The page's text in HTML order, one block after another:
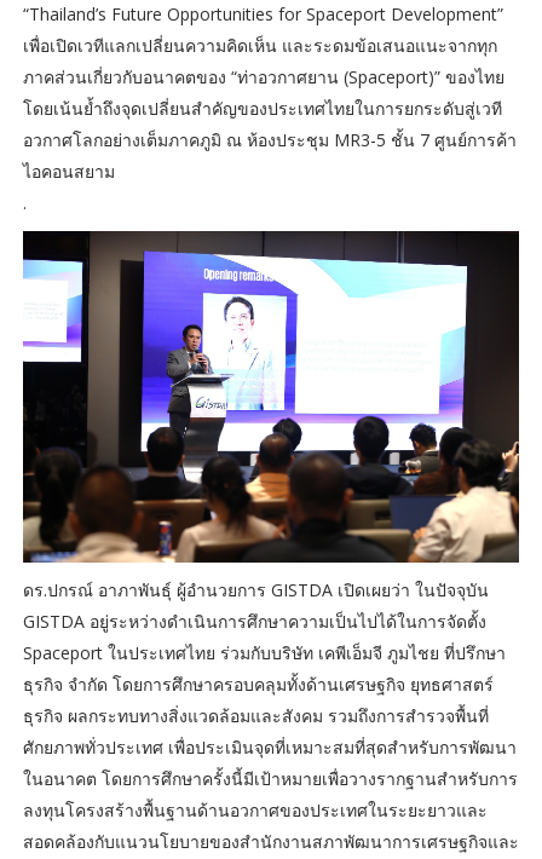
“Thailand’s Future Opportunities for Spaceport Development”
เพื่อเปิดเวทีแลกเปลี่ยนความคิดเห็น และระดมข้อเสนอแนะจากทุก
ภาคส่วนเกี่ยวกับอนาคตของ “ท่าอวกาศยาน (Spaceport)” ของไทย
โดยเน้นย้ำถึงจุดเปลี่ยนสำคัญของประเทศไทยในการยกระดับสู่เวที
อวกาศโลกอย่างเต็มภาคภูมิ ณ ห้องประชุม MR3-5 ชั้น 7 ศูนย์การค้า
ไอคอนสยาม
.
ดร.ปกรณ์ อาภาพันธุ์ ผู้อำนวยการ GISTDA เปิดเผยว่า ในปัจจุบัน
GISTDA อยู่ระหว่างดำเนินการศึกษาความเป็นไปได้ในการจัดตั้ง
Spaceport ในประเทศไทย ร่วมกับบริษัท เคพีเอ็มจี ภูมไชย ที่ปรึกษา
ธุรกิจ จำกัด โดยการศึกษาครอบคลุมทั้งด้านเศรษฐกิจ ยุทธศาสตร์
ธุรกิจ ผลกระทบทางสิ่งแวดล้อมและสังคม รวมถึงการสำรวจพื้นที่
ศักยภาพทั่วประเทศ เพื่อประเมินจุดที่เหมาะสมที่สุดสำหรับการพัฒนา
ในอนาคต โดยการศึกษาครั้งนี้มีเป้าหมายเพื่อวางรากฐานสำหรับการ
ลงทุนโครงสร้างพื้นฐานด้านอวกาศของประเทศในระยะยาวและ
สอดคล้องกับแนวนโยบายของสำนักงานสภาพัฒนาการเศรษฐกิจและ